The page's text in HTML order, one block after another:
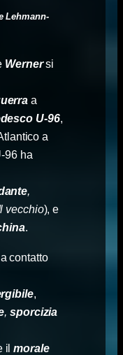
Lehmann-
Wernersi
a
U-96,
a
96 ha
,
vecchio), e
.
contatto
,
,sporcizia
ilmorale